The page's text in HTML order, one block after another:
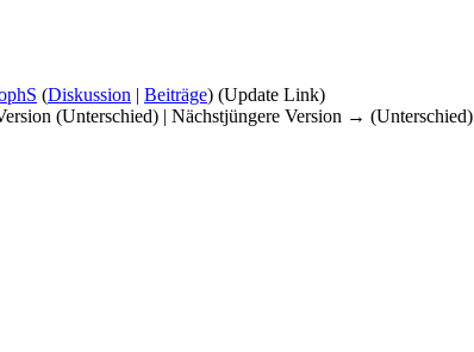
(Diskussion Beiträge) (Update Link)
(Unterschied) | Nächstjüngere Version → (Unterschied)